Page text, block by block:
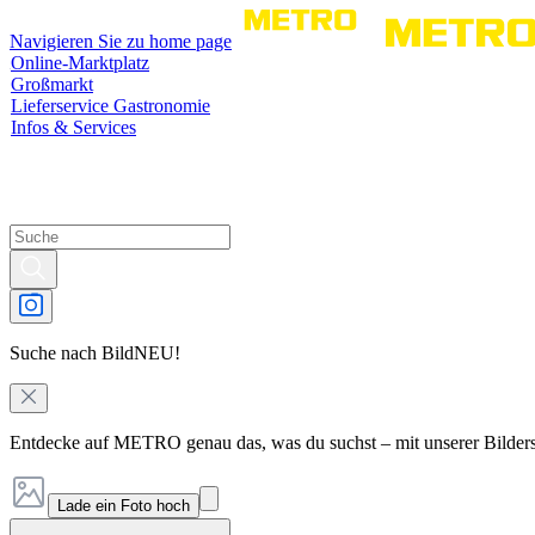
Navigieren Sie zu home page
Online-Marktplatz
Großmarkt
Lieferservice Gastronomie
Infos & Services
Suche nach BildNEU!
Entdecke auf METRO genau das, was du suchst – mit unserer
Lade ein Foto hoch